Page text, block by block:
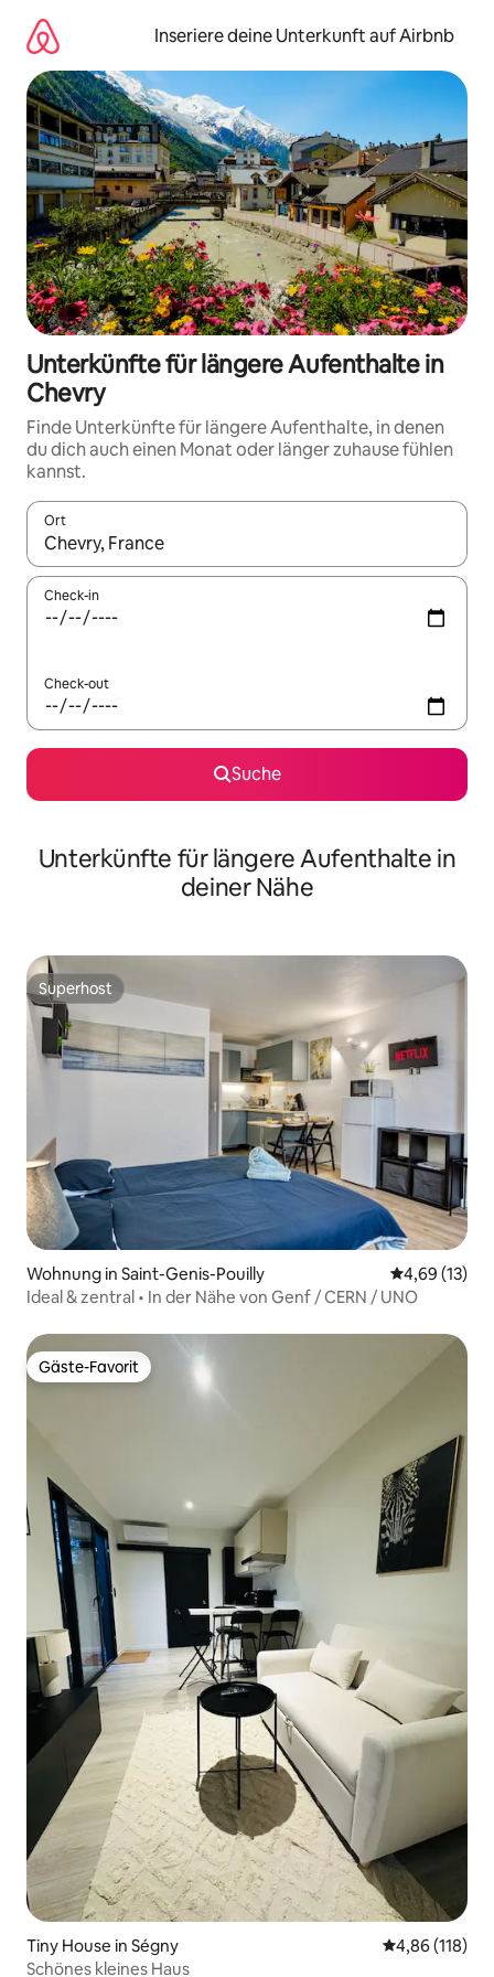
Inhalten
springen
Inseriere deine Unterkunft auf Airbnb
Unterkünfte für längere Aufenthalte in
Chevry
Finde Unterkünfte für längere Aufenthalte, in denen
du dich auch einen Monat oder länger zuhause fühlen
kannst.
Ort
Wenn Ergebnisse verfügbar sind, navigiere mit den
Check-in
Check-out
Suche
Unterkünfte für längere Aufenthalte in
deiner Nähe
Superhost
Superhost
Wohnung in Saint-Genis-Pouilly
4,69 (13)
Ideal & zentral • In der Nähe von Genf / CERN / UNO
Gäste-Favorit
Gäste-Favorit
Tiny House in Ségny
4,86 (118)
Schönes kleines Haus